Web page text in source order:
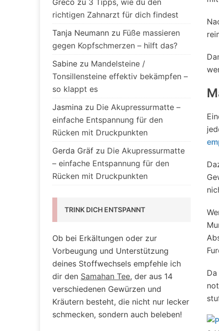
Greco zu 3 Tipps, wie du den
richtigen Zahnarzt für dich findest
Tanja Neumann zu Füße massieren
gegen Kopfschmerzen – hilft das?
Sabine zu Mandelsteine /
Tonsillensteine effektiv bekämpfen –
so klappt es
Jasmina zu Die Akupressurmatte –
einfache Entspannung für den
Rücken mit Druckpunkten
Gerda Gräf zu Die Akupressurmatte
– einfache Entspannung für den
Rücken mit Druckpunkten
TRINK DICH ENTSPANNT
Ob bei Erkältungen oder zur
Vorbeugung und Unterstützung
deines Stoffwechsels empfehle ich
dir den Samahan Tee, der aus 14
verschiedenen Gewürzen und
Kräutern besteht, die nicht nur lecker
schmecken, sondern auch beleben!